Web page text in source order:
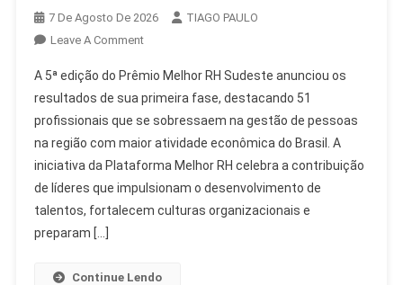
7 De Agosto De 2026
TIAGO PAULO
Leave A CommentOn
Edição
Do
Prêmio
Melhor
RH
Sudeste
Reconhece
A 5ª edição do Prêmio Melhor RH Sudeste anunciou os
resultados de sua primeira fase, destacando 51
profissionais que se sobressaem na gestão de pessoas
na região com maior atividade econômica do Brasil. A
iniciativa da Plataforma Melhor RH celebra a contribuição
de líderes que impulsionam o desenvolvimento de
talentos, fortalecem culturas organizacionais e
preparam […]
Continue Lendo